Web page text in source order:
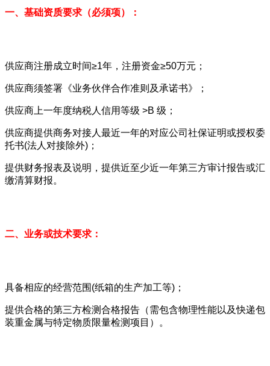
一、基础资质要求（必须项）：
供应商注册成立时间≥1年，注册资金≥50万元；
供应商须签署《业务伙伴合作准则及承诺书》；
供应商上一年度纳税人信用等级 >B 级；
供应商提供商务对接人最近一年的对应公司社保证明或授权委
托书(法人对接除外)；
提供财务报表及说明，提供近至少近一年第三方审计报告或汇
缴清算财报。
二、业务或技术要求：
具备相应的经营范围(纸箱的生产加工等)；
提供合格的第三方检测合格报告（需包含物理性能以及快递包
装重金属与特定物质限量检测项目）。